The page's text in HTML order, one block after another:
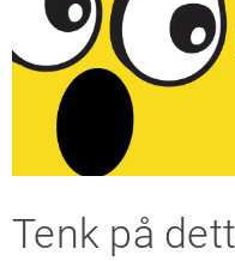
Tenk på